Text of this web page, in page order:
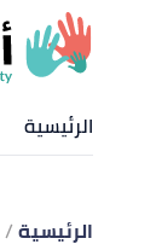
الرئيسية
الرئيسية